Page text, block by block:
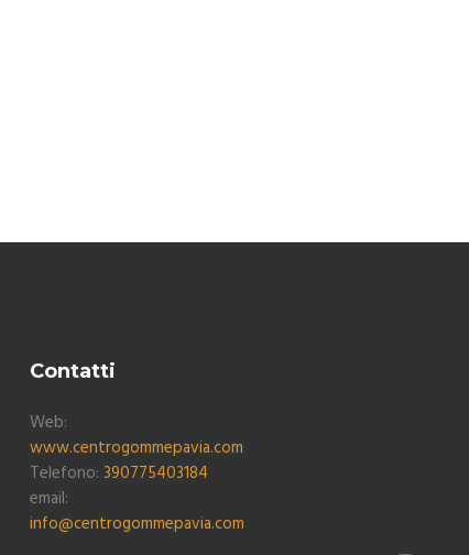
Contatti
Web:
www.centrogommepavia.com
Telefono: 390775403184
email:
info@centrogommepavia.com